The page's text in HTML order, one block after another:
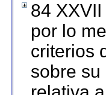
84
por lo
criterios
sobre